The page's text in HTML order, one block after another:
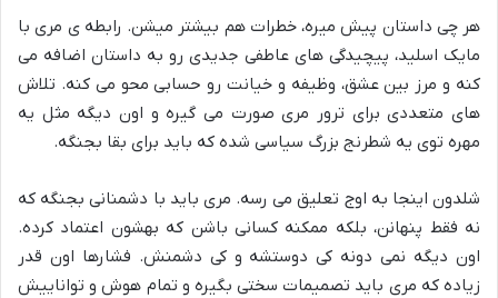
هر چی داستان پیش میره، خطرات هم بیشتر میشن. رابطه ی مری با
مایک اسلید، پیچیدگی های عاطفی جدیدی رو به داستان اضافه می
کنه و مرز بین عشق، وظیفه و خیانت رو حسابی محو می کنه. تلاش
های متعددی برای ترور مری صورت می گیره و اون دیگه مثل یه
مهره توی یه شطرنج بزرگ سیاسی شده که باید برای بقا بجنگه.
شلدون اینجا به اوج تعلیق می رسه. مری باید با دشمنانی بجنگه که
نه فقط پنهانن، بلکه ممکنه کسانی باشن که بهشون اعتماد کرده.
اون دیگه نمی دونه کی دوستشه و کی دشمنش. فشارها اون قدر
زیاده که مری باید تصمیمات سختی بگیره و تمام هوش و تواناییش